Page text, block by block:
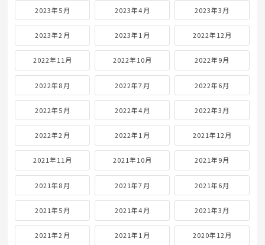
2023年5月 2023年4月 2023年3月
2023年2月 2023年1月 2022年12月
2022年11月 2022年10月 2022年9月
2022年8月 2022年7月 2022年6月
2022年5月 2022年4月 2022年3月
2022年2月 2022年1月 2021年12月
2021年11月 2021年10月 2021年9月
2021年8月 2021年7月 2021年6月
2021年5月 2021年4月 2021年3月
2021年2月 2021年1月 2020年12月